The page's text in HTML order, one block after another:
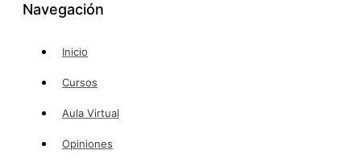
Navegación
Inicio
Cursos
Aula Virtual
Opiniones